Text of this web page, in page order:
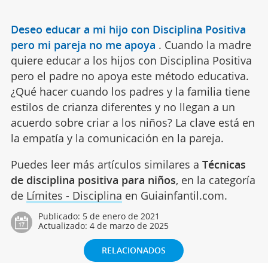
Deseo educar a mi hijo con Disciplina Positiva
pero mi pareja no me apoya . Cuando la madre
quiere educar a los hijos con Disciplina Positiva
pero el padre no apoya este método educativa.
¿Qué hacer cuando los padres y la familia tiene
estilos de crianza diferentes y no llegan a un
acuerdo sobre criar a los niños? La clave está en
la empatía y la comunicación en la pareja.
Puedes leer más artículos similares a Técnicas
de disciplina positiva para niños, en la categoría
de Límites - Disciplina en Guiainfantil.com.
Publicado: 5 de enero de 2021
Actualizado: 4 de marzo de 2025
RELACIONADOS